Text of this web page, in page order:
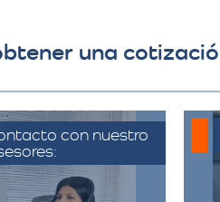
una
con nuestro
de solicitud